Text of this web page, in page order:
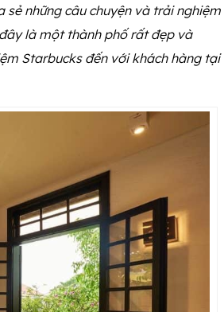
sẻ những câu chuyện và trải nghiệm
là một thành phố rất đẹp và
Starbucks đến với khách hàng tại